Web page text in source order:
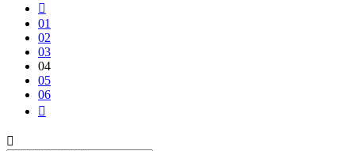
01
02
03
04
05
06